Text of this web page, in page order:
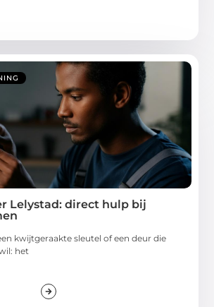
Lelystad: direct hulp bij
kwijtgeraakte sleutel of een deur die
het